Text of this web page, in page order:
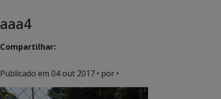
aaa4
Compartilhar:
Publicado em 04 out 2017 • por •